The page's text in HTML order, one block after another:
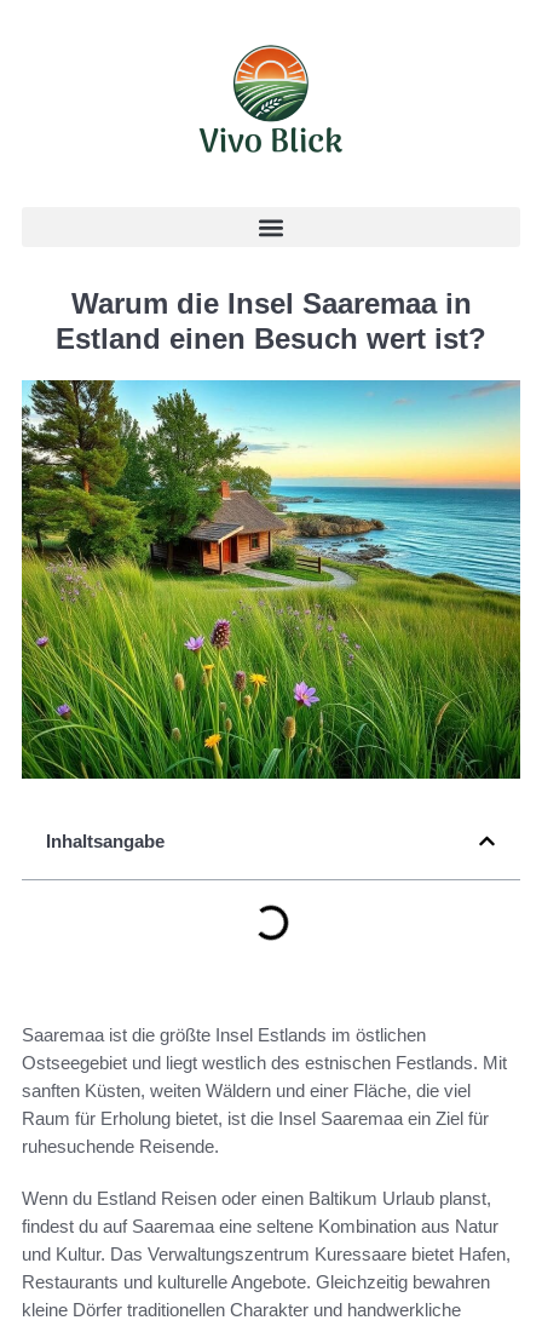
Warum die Insel Saaremaa in
Estland einen Besuch wert ist?
Inhaltsangabe
Saaremaa ist die größte Insel Estlands im östlichen
Ostseegebiet und liegt westlich des estnischen Festlands. Mit
sanften Küsten, weiten Wäldern und einer Fläche, die viel
Raum für Erholung bietet, ist die Insel Saaremaa ein Ziel für
ruhesuchende Reisende.
Wenn du Estland Reisen oder einen Baltikum Urlaub planst,
findest du auf Saaremaa eine seltene Kombination aus Natur
und Kultur. Das Verwaltungszentrum Kuressaare bietet Hafen,
Restaurants und kulturelle Angebote. Gleichzeitig bewahren
kleine Dörfer traditionellen Charakter und handwerkliche